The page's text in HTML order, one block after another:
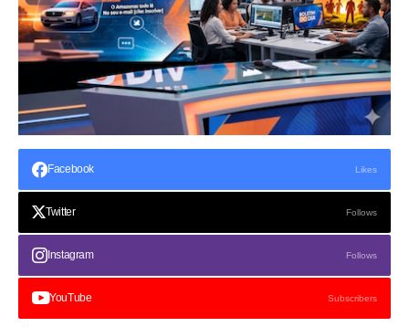
Facebook Likes
Twitter Follows
Instagram Follows
YouTube Subscribers